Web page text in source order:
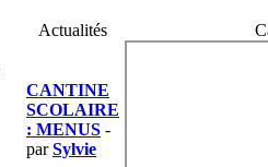
Actualités
CANTINE
SCOLAIRE
: MENUS -
parSylvie